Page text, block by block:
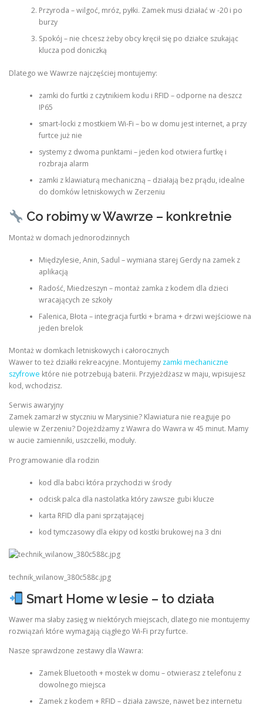
Przyroda – wilgoć, mróz, pyłki. Zamek musi działać w -20 i po
burzy
Spokój – nie chcesz żeby obcy kręcił się po działce szukając
klucza pod doniczką
Dlatego we Wawrze najczęściej montujemy:
zamki do furtki z czytnikiem kodu i RFID – odporne na deszcz
IP65
smart-locki z mostkiem Wi-Fi – bo w domu jest internet, a przy
furtce już nie
systemy z dwoma punktami – jeden kod otwiera furtkę i
rozbraja alarm
zamki z klawiaturą mechaniczną – działają bez prądu, idealne
do domków letniskowych w Zerzeniu
Co robimy w Wawrze – konkretnie
Montaż w domach jednorodzinnych
Międzylesie, Anin, Sadul – wymiana starej Gerdy na zamek z
aplikacją
Radość, Miedzeszyn – montaż zamka z kodem dla dzieci
wracających ze szkoły
Falenica, Błota – integracja furtki + brama + drzwi wejściowe na
jeden brelok
Montaż w domkach letniskowych i całorocznych
Wawer to też działki rekreacyjne. Montujemy zamki mechaniczne
szyfrowe które nie potrzebują baterii. Przyjeżdżasz w maju, wpisujesz
kod, wchodzisz.
Serwis awaryjny
Zamek zamarzł w styczniu w Marysinie? Klawiatura nie reaguje po
ulewie w Zerzeniu? Dojeżdżamy z Wawra do Wawra w 45 minut. Mamy
w aucie zamienniki, uszczelki, moduły.
Programowanie dla rodzin
kod dla babci która przychodzi w środy
odcisk palca dla nastolatka który zawsze gubi klucze
karta RFID dla pani sprzątającej
kod tymczasowy dla ekipy od kostki brukowej na 3 dni
technik_wilanow_380c588c.jpg
Smart Home w lesie – to działa
Wawer ma słaby zasięg w niektórych miejscach, dlatego nie montujemy
rozwiązań które wymagają ciągłego Wi-Fi przy furtce.
Nasze sprawdzone zestawy dla Wawra:
Zamek Bluetooth + mostek w domu – otwierasz z telefonu z
dowolnego miejsca
Zamek z kodem + RFID – działa zawsze, nawet bez internetu